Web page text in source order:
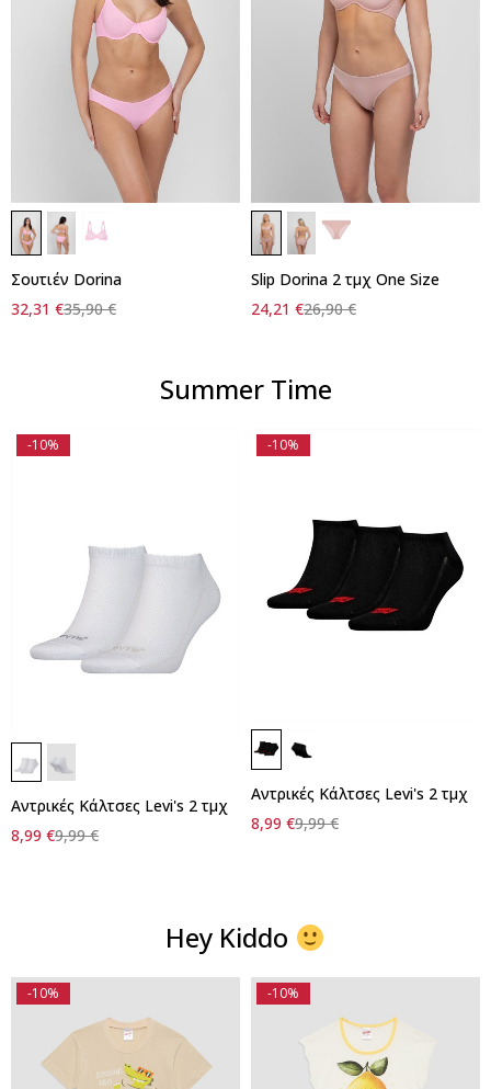
Σουτιέν Dorina
35,90€
32,31 €
Slip Dorina 2 τμχ One Size
26,90€
24,21 €
Summer Time
-10%
Αντρικές Κάλτσες Levi's 2 τμχ
9,99€
8,99 €
-10%
Αντρικές Κάλτσες Levi's 2 τμχ
9,99€
8,99 €
Hey Kiddo
-10% -10%